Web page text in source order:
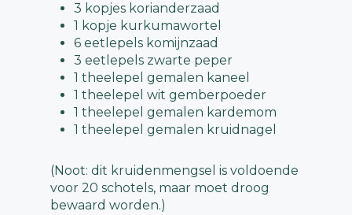
3 kopjes korianderzaad
1 kopje kurkumawortel
6 eetlepels komijnzaad
3 eetlepels zwarte peper
1 theelepel gemalen kaneel
1 theelepel wit gemberpoeder
1 theelepel gemalen kardemom
1 theelepel gemalen kruidnagel
(Noot: dit kruidenmengsel is voldoende
voor 20 schotels, maar moet droog
bewaard worden.)